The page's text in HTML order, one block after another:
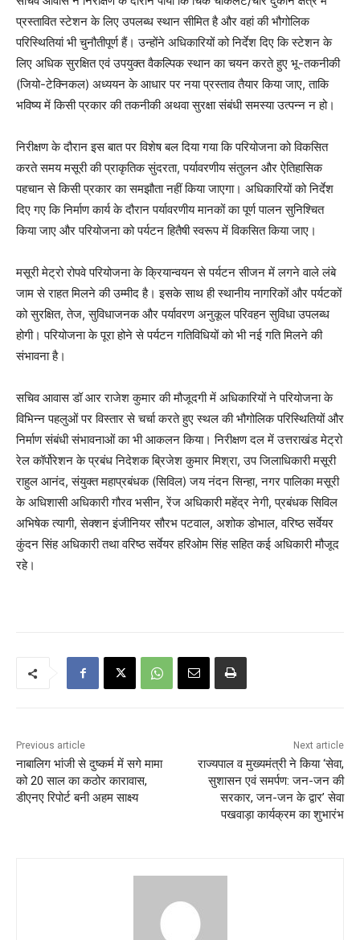
प्रस्तावित स्टेशन के लिए उपलब्ध स्थान सीमित है और वहां की भौगोलिक
परिस्थितियां भी चुनौतीपूर्ण हैं। उन्होंने अधिकारियों को निर्देश दिए कि स्टेशन के
लिए अधिक सुरक्षित एवं उपयुक्त वैकल्पिक स्थान का चयन करते हुए भू-तकनीकी
(जियो-टेक्निकल) अध्ययन के आधार पर नया प्रस्ताव तैयार किया जाए, ताकि
भविष्य में किसी प्रकार की तकनीकी अथवा सुरक्षा संबंधी समस्या उत्पन्न न हो।
निरीक्षण के दौरान इस बात पर विशेष बल दिया गया कि परियोजना को विकसित
करते समय मसूरी की प्राकृतिक सुंदरता, पर्यावरणीय संतुलन और ऐतिहासिक
पहचान से किसी प्रकार का समझौता नहीं किया जाएगा। अधिकारियों को निर्देश
दिए गए कि निर्माण कार्य के दौरान पर्यावरणीय मानकों का पूर्ण पालन सुनिश्चित
किया जाए और परियोजना को पर्यटन हितैषी स्वरूप में विकसित किया जाए।
मसूरी मेट्रो रोपवे परियोजना के क्रियान्वयन से पर्यटन सीजन में लगने वाले लंबे
जाम से राहत मिलने की उम्मीद है। इसके साथ ही स्थानीय नागरिकों और पर्यटकों
को सुरक्षित, तेज, सुविधाजनक और पर्यावरण अनुकूल परिवहन सुविधा उपलब्ध
होगी। परियोजना के पूरा होने से पर्यटन गतिविधियों को भी नई गति मिलने की
संभावना है।
सचिव आवास डॉ आर राजेश कुमार की मौजूदगी में अधिकारियों ने परियोजना के
विभिन्न पहलुओं पर विस्तार से चर्चा करते हुए स्थल की भौगोलिक परिस्थितियों और
निर्माण संबंधी संभावनाओं का भी आकलन किया। निरीक्षण दल में उत्तराखंड मेट्रो
रेल कॉर्पोरेशन के प्रबंध निदेशक ब्रिजेश कुमार मिश्रा, उप जिलाधिकारी मसूरी
राहुल आनंद, संयुक्त महाप्रबंधक (सिविल) जय नंदन सिन्हा, नगर पालिका मसूरी
के अधिशासी अधिकारी गौरव भसीन, रेंज अधिकारी महेंद्र नेगी, प्रबंधक सिविल
अभिषेक त्यागी, सेक्शन इंजीनियर सौरभ पटवाल, अशोक डोभाल, वरिष्ठ सर्वेयर
कुंदन सिंह अधिकारी तथा वरिष्ठ सर्वेयर हरिओम सिंह सहित कई अधिकारी मौजूद
रहे।
Previous article
नाबालिग भांजी से दुष्कर्म में सगे मामा
को 20 साल का कठोर कारावास,
डीएनए रिपोर्ट बनी अहम साक्ष्य
Next article
राज्यपाल व मुख्यमंत्री ने किया ‘सेवा,
सुशासन एवं समर्पण: जन-जन की
सरकार, जन-जन के द्वार’ सेवा
पखवाड़ा कार्यक्रम का शुभारंभ